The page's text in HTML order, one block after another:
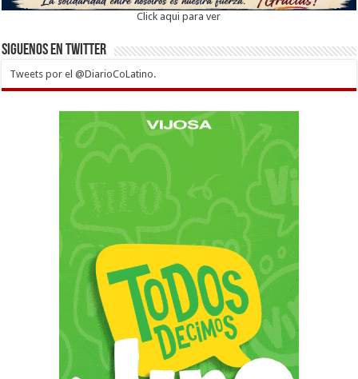
Click aqui para ver
Siguenos en twitter
Tweets por el @DiarioCoLatino.